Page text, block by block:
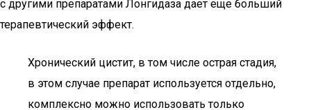
с другими препаратами Лонгидаза дает еще больший
терапевтический эффект.
Хронический цистит, в том числе острая стадия,
в этом случае препарат используется отдельно,
комплексно можно использовать только